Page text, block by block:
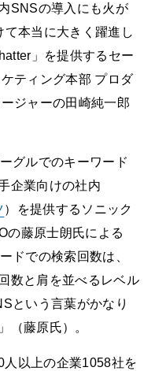
SNSの導入にも火が
本当に大きく躍進し
」を提供するセー
ティング本部 プロダ
ジャーの田崎純一郎
グルでのキーワード
企業向けの社内
）を提供するソニック
の藤原士朗氏による
ドでの検索回数は、
数と肩を並べるレベル
という言葉がかなり
（藤原氏）。
人以上の企業1058社を